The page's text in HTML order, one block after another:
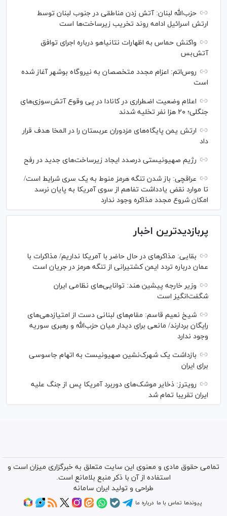
حزب‌الله لبنان: آتش زدن مناطقی در جنوب لبنان توسط
ارتش اسرائیل ادامه روند تخریب زیرساخت‌ها است
واکنش حماس به اظهارات نتانیاهو درباره اجرای توافق
آتش‌بس
روس‌اتم: اعزام مجدد متخصصان به نیروگاه بوشهر آغاز شده
است
اعلام وضعیت اضطراری در کانادا در پی وقوع آتش‌سوزی‌های
جنگلی؛ ۲۰ هزا نفر تخلیه شدند
ارتش یمن پایگاه‌های مزدوران عربستان را در المخا هدف قرار
داد
رژیم صهیونیستی درصدد ایجاد زیرساخت‌های جدید در رفح
عراقچی: باز شدن تنگه هرمز منوط به یک سری شرایط است/
تا موارد نقض یادداشت تفاهم از سوی آمریکا به پایان نرسد
امکان شروع مجدد مذاکره وجود ندارد
پربازدیدترین اخبار
بقایی: مذاکره‎ای در حال حاضر با آمریکا نداریم/ مذاکرات با
عمان درباره تردد ایمن کشتیرانی از تنگه هرمز در جریان است
وزیر خارجه پیشین هند: توانایی‌های نظامی ایران
شگفت‌انگیز است
شیخ نعیم قاسم: مقام‌های لبنانی دست از امتیازدهی‌های
رایگان بردارند/ مانعی برای دیدار میان حزب‌الله و رهبری سوریه
وجود ندارد
بازداشت یک شهرک‌نشین صهیونیست به اتهام جاسوسی
برای ایران
رویترز: ذخایر موشک‌های دوربرد آمریکا پس از جنگ علیه
ایران تقریبا تمام شد
تمامی حقوق مادی و معنوی این سایت متعلق به خبرگزاری میزان است و
استفاده از آن با ذکر منبع بلامانع است.
طراحی و تولید ایران سامانه
پیوندها تماس با ما درباره ما